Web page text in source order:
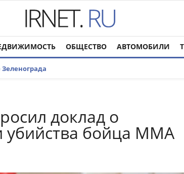
ОБЩЕСТВО АВТОМОБИЛИ
доклад о
убийства бойца ММА